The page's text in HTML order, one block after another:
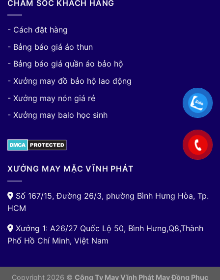
CHĂM SÓC KHÁCH HÀNG
- Cách đặt hàng
- Bảng báo giá áo thun
- Bảng báo giá quần áo bảo hộ
- Xưởng may đồ bảo hộ lao động
- Xưởng may nón giá rẻ
- Xưởng may balo học sinh
XƯỞNG MAY MẶC VĨNH PHÁT
Số 167/15, Đường 26/3, phường Bình Hưng Hòa, Tp.
HCM
Xưởng 1: A26/27 Quốc Lộ 50, Bình Hưng,Q8,Thành
Phố Hồ Chí Minh, Việt Nam
Copyright 2026 © Công Ty May Vĩnh Phát May Đồng Phục